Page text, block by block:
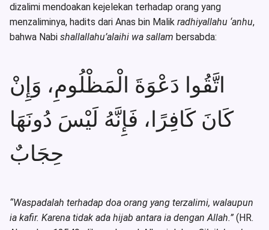
dizalimi mendoakan kejelekan terhadap orang yang
menzaliminya, hadits dari Anas bin Malik radhiyallahu ‘anhu,
bahwa Nabi shallallahu’alaihi wa sallam bersabda:
اتَّقُوا دَعْوَةَ الْمَظْلُومِ، وَإِنْ
كَانَ كَافِرًا، فَإِنَّهُ لَيْسَ دُونَهَا
حِجَابٌ
“Waspadalah terhadap doa orang yang terzalimi, walaupun
ia kafir. Karena tidak ada hijab antara ia dengan Allah.” (HR.